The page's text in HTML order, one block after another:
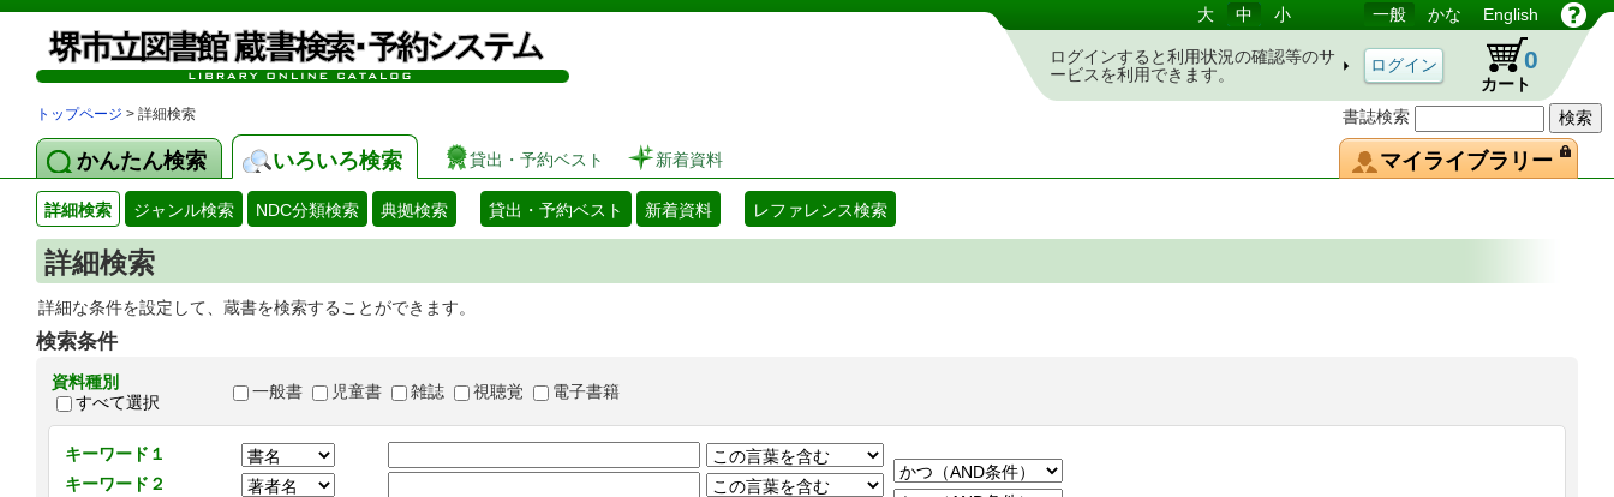
図書館 蔵書検索・予約システム
書誌検索
大 中 小 一般 かな English
ログインすると利用状況の確認等のサ
ービスを利用できます。
カート
0
トップページ > 詳細検索
かんたん検索 いろいろ検索 貸出・予約ベスト 新着資料 マイライブラリー
詳細検索 ジャンル検索 NDC分類検索 典拠検索 貸出・予約ベスト 新着資料 レファレンス検索
詳細検索
詳細な条件を設定して、蔵書を検索することができます。
検索条件
資料種別
すべて選択
一般書 児童書 雑誌 視聴覚 電子書籍
キーワード１
キーワード２